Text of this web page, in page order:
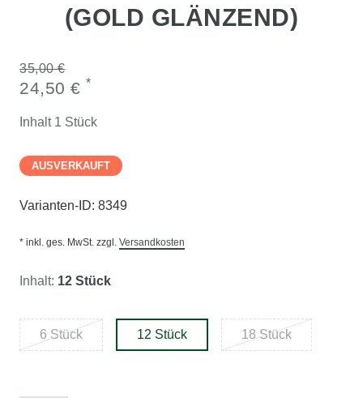
(GOLD GLÄNZEND)
35,00 €
24,50 € *
Inhalt 1 Stück
AUSVERKAUFT
Varianten-ID: 8349
* inkl. ges. MwSt. zzgl. Versandkosten
Inhalt: 12 Stück
6 Stück 12 Stück 18 Stück